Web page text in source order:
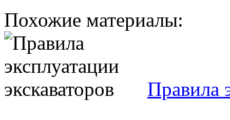
Похожие материалы:
Правила